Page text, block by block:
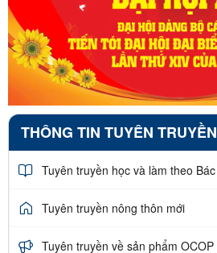
THÔNG TIN TUYÊN TRUYỀN
Tuyên truyền học và làm theo Bác
Tuyên truyền nông thôn mới
Tuyên truyền về sản phẩm OCOP